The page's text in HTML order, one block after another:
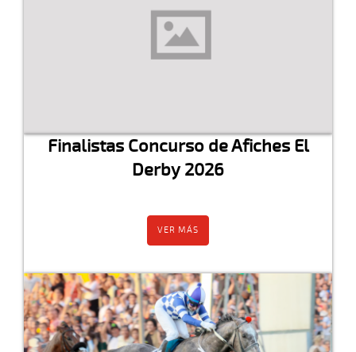
Finalistas Concurso de Afiches El
Derby 2026
VER MÁS